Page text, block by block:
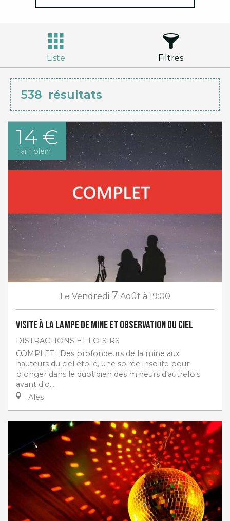
Liste Filtres
538 résultats
14 €
Tarif plein
Le Vendredi 7 Août à 19:00
Visite à la lampe de Mine et Observation du ciel
DISTRACTIONS ET LOISIRS
COMPLET : Des profondeurs de la mine aux
hauteurs du ciel étoilé, une soirée insolite pour
plonger dans le quotidien des mineurs d'autrefois
avant d'o...
Alès